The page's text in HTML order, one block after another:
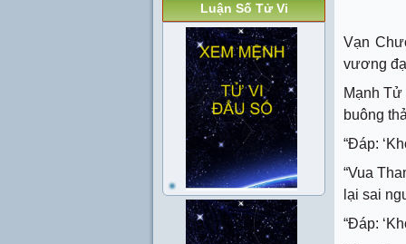
Luận Số Tử Vi
Vạn
vương
Mạnh
buông
“Đáp:
“Vua
lại sai
“Đáp: